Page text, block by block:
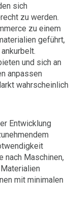
sich
zu werden.
zu einem
geführt,
und sich an
anpassen
wahrscheinlich
Entwicklung
nach Maschinen,
mit minimalen